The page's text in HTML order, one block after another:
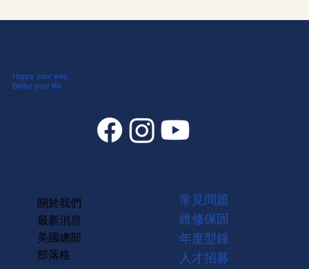
Happy your way,
Better your life
關於我們
最新消息
美國總部
部落格
常見問題
維修保固
年度型錄
人才招募